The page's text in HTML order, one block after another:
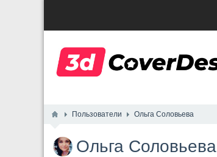
Пользователи Ольга Соловьева
Ольга Соловьева